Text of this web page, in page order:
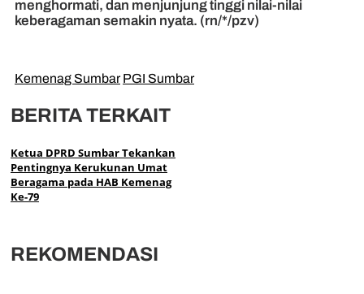
menghormati, dan menjunjung tinggi nilai-nilai
keberagaman semakin nyata. (rn/*/pzv)
Kemenag Sumbar PGI Sumbar
BERITA TERKAIT
Ketua DPRD Sumbar Tekankan
Pentingnya Kerukunan Umat
Beragama pada HAB Kemenag
Ke-79
REKOMENDASI